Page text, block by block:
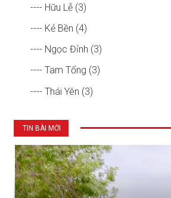
---- Hữu Lễ (3)
---- Kẻ Bền (4)
---- Ngọc Đỉnh (3)
---- Tam Tổng (3)
---- Thái Yên (3)
TIN BÀI MỚI